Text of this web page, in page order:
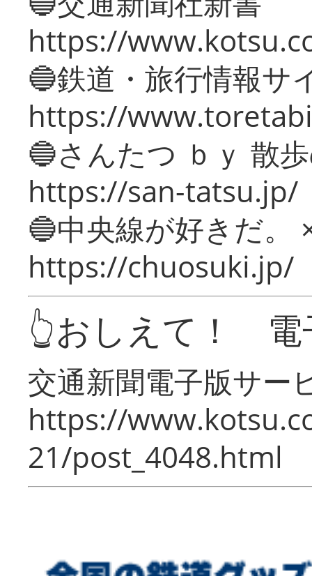
https://
🔵鉄道・旅行情報サ
https://
🔵さんたつ ｂｙ 散
https://san-tatsu.jp/
🔵中央線が好きだ。
https://chuosuki.jp/
👆おしえて！ 電
交通新聞電子版サー
https://
21/post_4048.html